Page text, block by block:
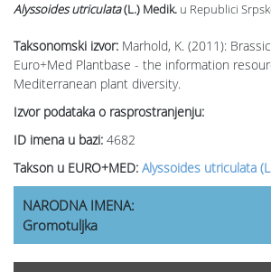
Taksonomski izvor: Marhold, K. (2011):
Euro+Med Plantbase - the information
Mediterranean plant diversity.
Izvor podataka o rasprostranjenju:
ID imena u bazi: 4682
Takson u EURO+MED: Alyssoides utriculata
Alyssoides utriculata(L.) Medik. u Republici
NARODNA IMENA:
Gromotuljka